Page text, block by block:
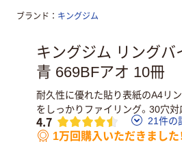
ブランド キングジム
キングジム リングバ
青 669BFアオ 10冊
耐久性に優れた貼り表紙のA4リ
をしっかりファイリング。30穴
4.7 21件の
1万回購入いただきました